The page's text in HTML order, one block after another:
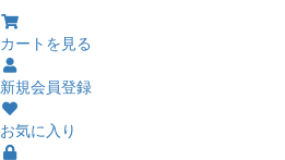
カートを見る
新規会員登録
お気に入り